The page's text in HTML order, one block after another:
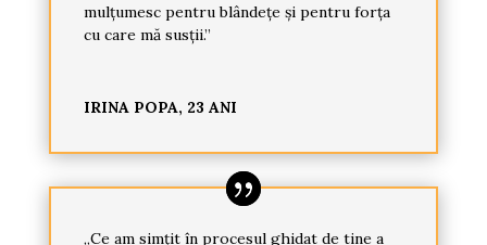
mulțumesc pentru blândețe și pentru forța
cu care mă susții.”
IRINA POPA, 23 ANI
„Ce am simțit în procesul ghidat de tine a